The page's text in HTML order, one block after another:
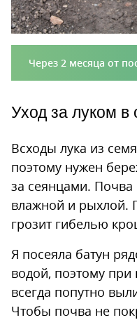
Через 2 месяца от
Уход за луком в
Всходы лука из
поэтому нужен
за сеянцами. Почва
влажной и рыхлой.
грозит гибелью
Я посеяла батун
водой, поэтому при
всегда попутно
Чтобы почва не